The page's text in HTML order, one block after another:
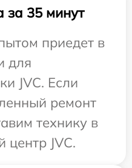
за 35 минут
приедет в
для
JVC. Если
ремонт
технику в
центр JVC.